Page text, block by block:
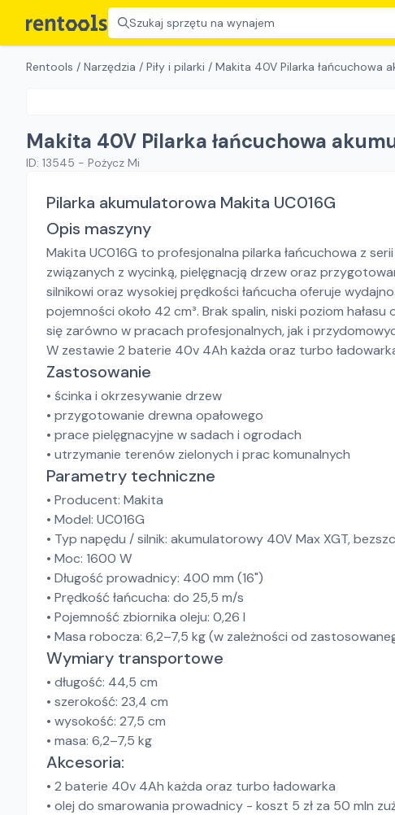
Szukaj sprzętu na wynajem
Rentools / Narzędzia / Piły i pilarki / Makita 40V Pilarka łańcuchowa
Makita 40V Pilarka łańcuchowa
ID: 13545 - Pożycz Mi
Pilarka akumulatorowa Makita UC016G
Opis maszyny
Makita UC016G to profesjonalna pilarka łańcuchowa z
związanych z wycinką, pielęgnacją drzew oraz
silnikowi oraz wysokiej prędkości łańcucha oferuje
pojemności około 42 cm³. Brak spalin, niski poziom
się zarówno w pracach profesjonalnych, jak i
W zestawie 2 baterie 40v 4Ah każda oraz turbo
Zastosowanie
• ścinka i okrzesywanie drzew
• przygotowanie drewna opałowego
• prace pielęgnacyjne w sadach i ogrodach
• utrzymanie terenów zielonych i prac komunalnych
Parametry techniczne
• Producent: Makita
• Model: UC016G
• Typ napędu / silnik: akumulatorowy 40V Max XGT,
• Moc: 1600 W
• Długość prowadnicy: 400 mm (16")
• Prędkość łańcucha: do 25,5 m/s
• Pojemność zbiornika oleju: 0,26 l
• Masa robocza: 6,2–7,5 kg (w zależności od
Wymiary transportowe
• długość: 44,5 cm
• szerokość: 23,4 cm
• wysokość: 27,5 cm
• masa: 6,2–7,5 kg
Akcesoria:
• 2 baterie 40v 4Ah każda oraz turbo ładowarka
• olej do smarowania prowadnicy - koszt 5 zł za 50 mln